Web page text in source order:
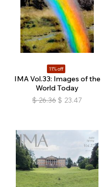
11% off
IMA Vol.33: Images of the
World Today
$ 26.36 $ 23.47